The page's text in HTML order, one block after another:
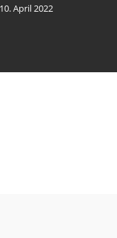
April 2022